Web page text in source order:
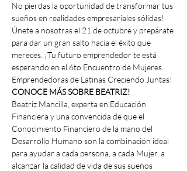
No pierdas la oportunidad de transformar tus
sueños en realidades empresariales sólidas!
Únete a nosotras el 21 de octubre y prepárate
para dar un gran salto hacia el éxito que
mereces. ¡Tu futuro emprendedor te está
esperando en el 6to Encuentro de Mujeres
Emprendedoras de Latinas Creciendo Juntas!
CONOCE MÁS SOBRE BEATRIZ!
Beatriz Mancilla, experta en Educación
Financiera y una convencida de que el
Conocimiento Financiero de la mano del
Desarrollo Humano son la combinación ideal
para ayudar a cada persona, a cada Mujer, a
alcanzar la calidad de vida de sus sueños